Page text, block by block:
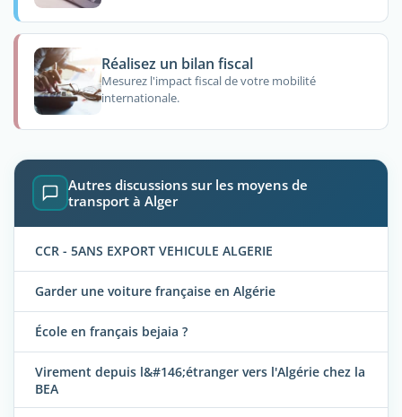
Réalisez un bilan fiscal
Mesurez l'impact fiscal de votre mobilité
internationale.
Autres discussions sur les moyens de
transport à Alger
CCR - 5ANS EXPORT VEHICULE ALGERIE
Garder une voiture française en Algérie
École en français bejaia ?
Virement depuis l&#146;étranger vers l'Algérie chez la
BEA